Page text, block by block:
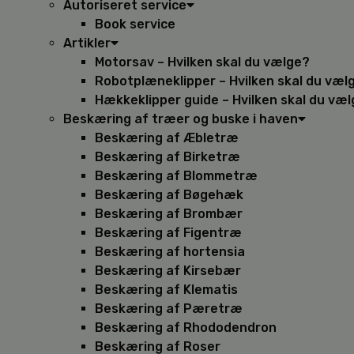
Autoriseret service
Book service
Artikler
Motorsav – Hvilken skal du vælge?
Robotplæneklipper – Hvilken skal du
Hækkeklipper guide – Hvilken skal du
Beskæring af træer og buske i haven
Beskæring af Æbletræ
Beskæring af Birketræ
Beskæring af Blommetræ
Beskæring af Bøgehæk
Beskæring af Brombær
Beskæring af Figentræ
Beskæring af hortensia
Beskæring af Kirsebær
Beskæring af Klematis
Beskæring af Pæretræ
Beskæring af Rhododendron
Beskæring af Roser